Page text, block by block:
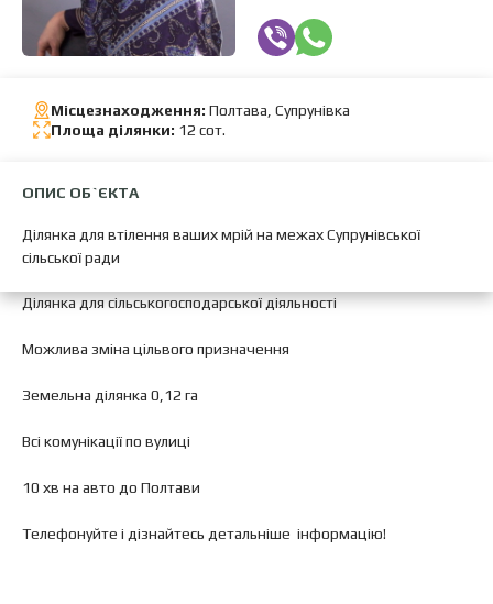
Місцезнаходження: Полтава, Супрунівка
Площа ділянки: 12 сот.
ОПИС ОБ`ЄКТА
Ділянка для втілення ваших мрій на межах Супрунівської
сільської ради
Ділянка для сільськогосподарської діяльності
Можлива зміна цільвого призначення
Земельна ділянка 0,12 га
Всі комунікації по вулиці
10 хв на авто до Полтави
Телефонуйте і дізнайтесь детальніше інформацію!